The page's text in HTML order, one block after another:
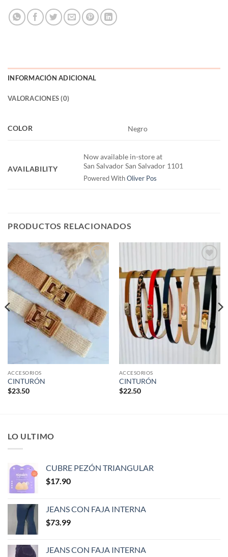
INFORMACIÓN ADICIONAL
VALORACIONES (0)
COLOR Negro
AVAILABILITY
Now available in-store at
San Salvador San Salvador 1101
Powered WithOliver Pos
PRODUCTOS RELACIONADOS
Añadir
lista de
ACCESORIOS
CINTURÓN
$23.50
Añadir
a la
lista de
deseos
ACCESORIOS
CINTURÓN
$22.50
LO ULTIMO
CUBRE PEZÓN TRIANGULAR
$17.90
JEANS CON FAJA INTERNA
$73.99
JEANS CON FAJA INTERNA